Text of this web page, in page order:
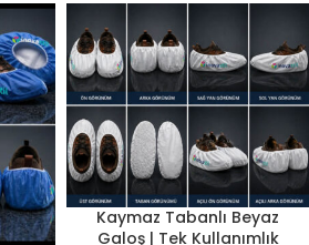
Kaymaz Tabanlı Beyaz
Galoş | Tek Kullanımlık